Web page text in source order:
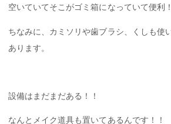
空いていてそこがゴミ箱になっていて便利！
ちなみに、カミソリや歯ブラシ、くしも使
あります。
設備はまだまだある！！
なんとメイク道具も置いてあるんです！！